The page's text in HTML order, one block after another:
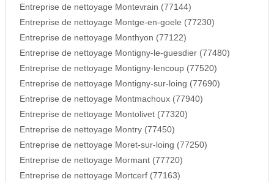
Entreprise de nettoyage Montevrain (77144)
Entreprise de nettoyage Montge-en-goele (77230)
Entreprise de nettoyage Monthyon (77122)
Entreprise de nettoyage Montigny-le-guesdier (77480)
Entreprise de nettoyage Montigny-lencoup (77520)
Entreprise de nettoyage Montigny-sur-loing (77690)
Entreprise de nettoyage Montmachoux (77940)
Entreprise de nettoyage Montolivet (77320)
Entreprise de nettoyage Montry (77450)
Entreprise de nettoyage Moret-sur-loing (77250)
Entreprise de nettoyage Mormant (77720)
Entreprise de nettoyage Mortcerf (77163)